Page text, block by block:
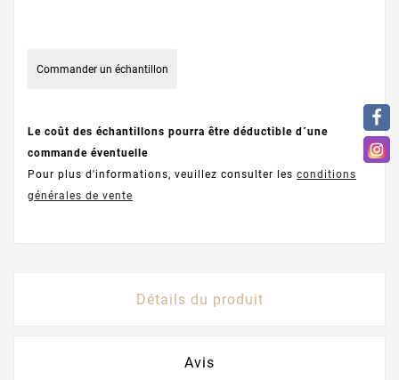
Commander un échantillon
Le coût des échantillons pourra être déductible d´une
commande éventuelle
Pour plus d'informations, veuillez consulter les conditions
générales de vente
Détails du produit
Avis